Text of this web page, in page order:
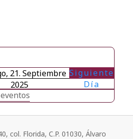
21. Septiembre
2025
Siguiente
Día
col. Florida, C.P. 01030, Álvaro